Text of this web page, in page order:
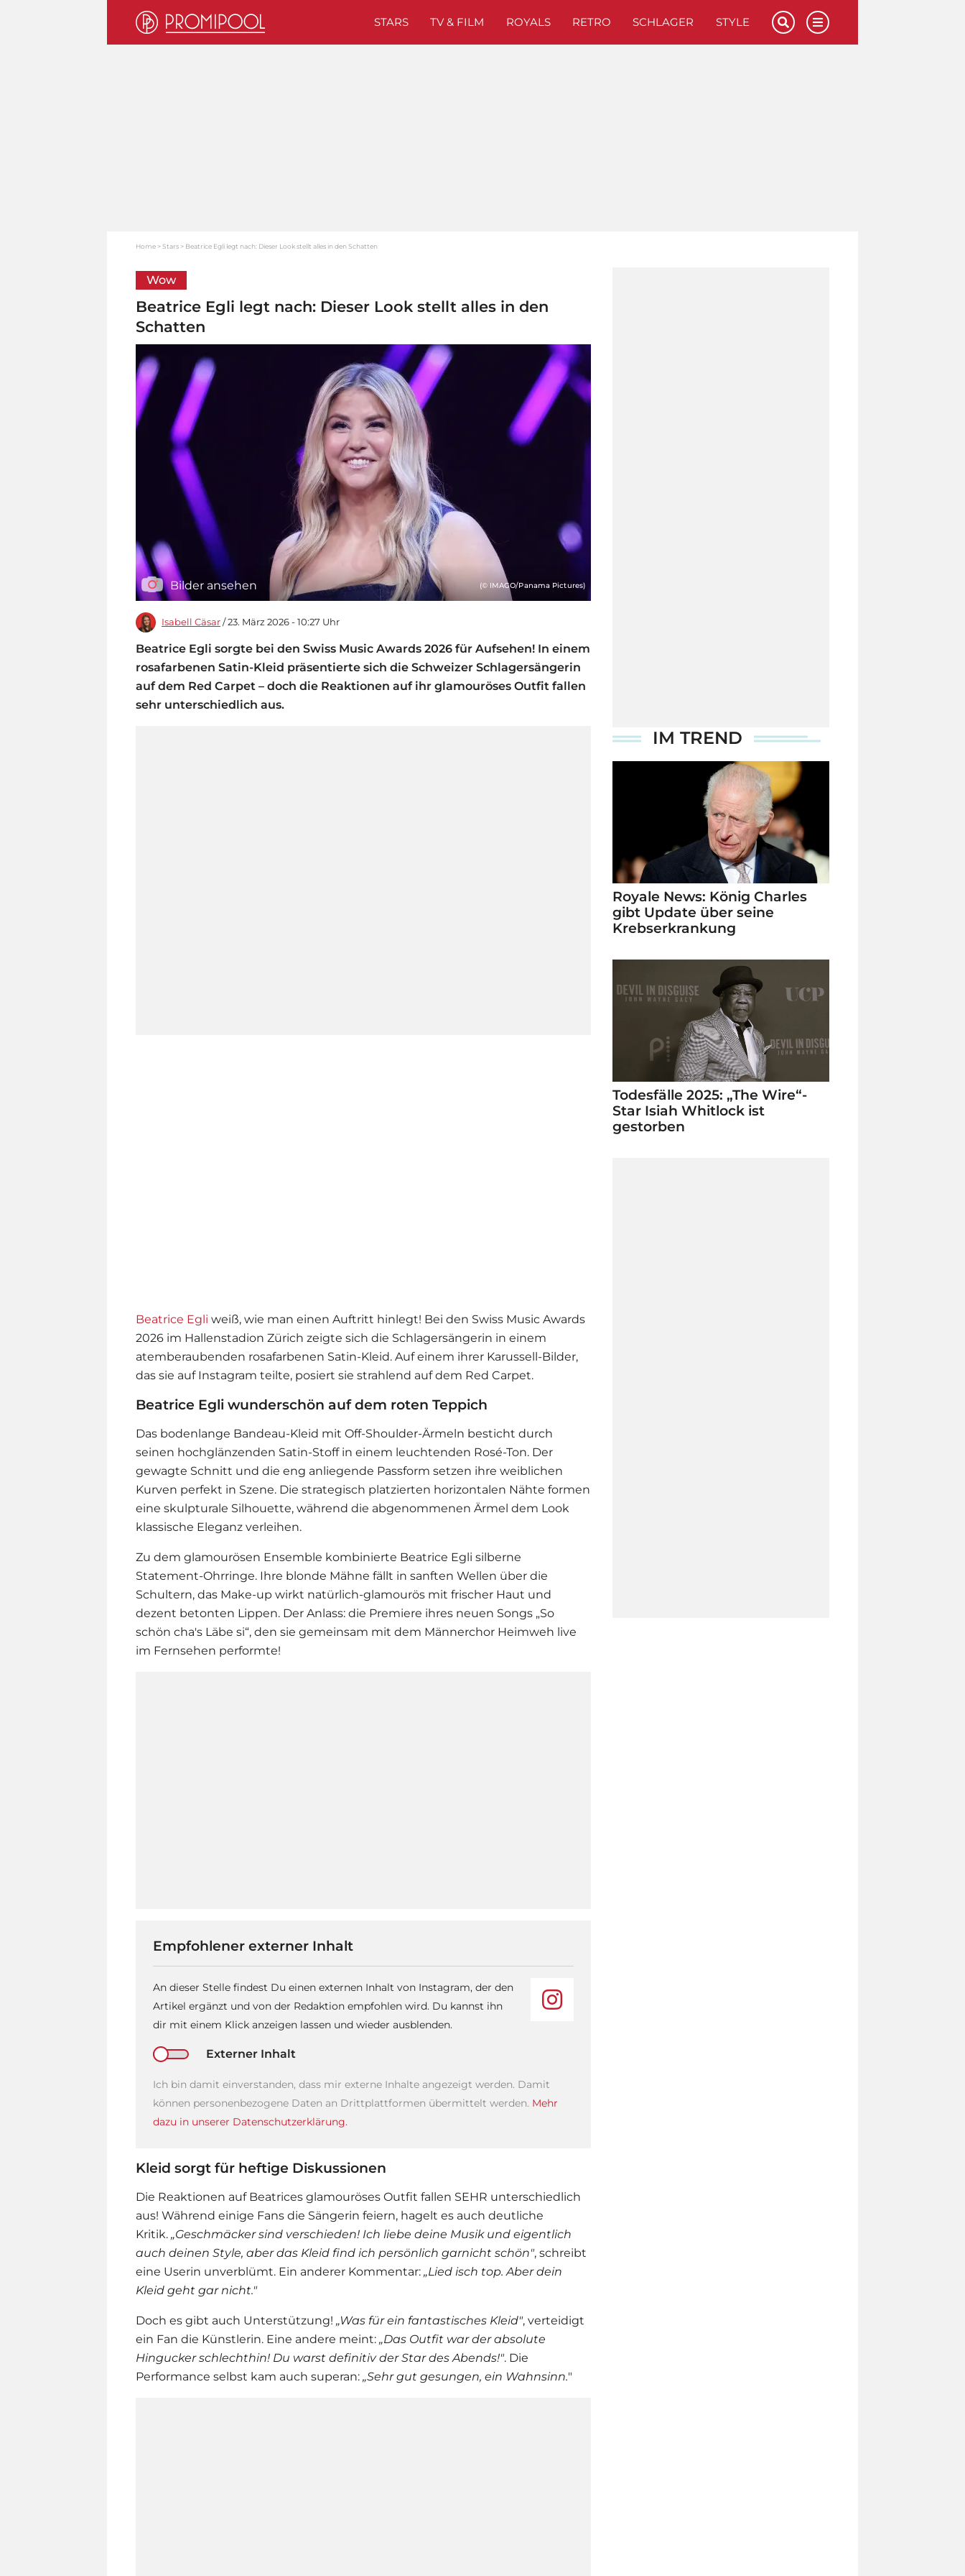
STARS TV & FILM ROYALS RETRO SCHLAGER STYLE
Home Stars Beatrice Egli legt nach: Dieser Look stellt alles in den Schatten
Wow
Beatrice Egli legt nach: Dieser Look stellt alles in den
Schatten
Bilder ansehen (© IMAGO/Panama Pictures)
Isabell Cäsar / 23. März 2026 - 10:27 Uhr
Beatrice Egli sorgte bei den Swiss Music Awards 2026 für Aufsehen! In einem
rosafarbenen Satin-Kleid präsentierte sich die Schweizer Schlagersängerin
auf dem Red Carpet – doch die Reaktionen auf ihr glamouröses Outfit fallen
sehr unterschiedlich aus.
Beatrice Egli weiß, wie man einen Auftritt hinlegt! Bei den Swiss Music Awards
2026 im Hallenstadion Zürich zeigte sich die Schlagersängerin in einem
atemberaubenden rosafarbenen Satin-Kleid. Auf einem ihrer Karussell-Bilder,
das sie auf Instagram teilte, posiert sie strahlend auf dem Red Carpet.
Beatrice Egli wunderschön auf dem roten Teppich
Das bodenlange Bandeau-Kleid mit Off-Shoulder-Ärmeln besticht durch
seinen hochglänzenden Satin-Stoff in einem leuchtenden Rosé-Ton. Der
gewagte Schnitt und die eng anliegende Passform setzen ihre weiblichen
Kurven perfekt in Szene. Die strategisch platzierten horizontalen Nähte formen
eine skulpturale Silhouette, während die abgenommenen Ärmel dem Look
klassische Eleganz verleihen.
Zu dem glamourösen Ensemble kombinierte Beatrice Egli silberne
Statement-Ohrringe. Ihre blonde Mähne fällt in sanften Wellen über die
Schultern, das Make-up wirkt natürlich-glamourös mit frischer Haut und
dezent betonten Lippen. Der Anlass: die Premiere ihres neuen Songs „So
schön cha's Läbe si“, den sie gemeinsam mit dem Männerchor Heimweh live
im Fernsehen performte!
Empfohlener externer Inhalt
An dieser Stelle findest Du einen externen Inhalt von Instagram, der den
Artikel ergänzt und von der Redaktion empfohlen wird. Du kannst ihn
dir mit einem Klick anzeigen lassen und wieder ausblenden.
Externer Inhalt
Ich bin damit einverstanden, dass mir externe Inhalte angezeigt werden. Damit
können personenbezogene Daten an Drittplattformen übermittelt werden. Mehr
dazu in unserer Datenschutzerklärung.
Kleid sorgt für heftige Diskussionen
Die Reaktionen auf Beatrices glamouröses Outfit fallen SEHR unterschiedlich
aus! Während einige Fans die Sängerin feiern, hagelt es auch deutliche
Kritik. „Geschmäcker sind verschieden! Ich liebe deine Musik und eigentlich
auch deinen Style, aber das Kleid find ich persönlich garnicht schön", schreibt
eine Userin unverblümt. Ein anderer Kommentar: „Lied isch top. Aber dein
Kleid geht gar nicht."
Doch es gibt auch Unterstützung! „Was für ein fantastisches Kleid", verteidigt
ein Fan die Künstlerin. Eine andere meint: „Das Outfit war der absolute
Hingucker schlechthin! Du warst definitiv der Star des Abends!". Die
Performance selbst kam auch superan: „Sehr gut gesungen, ein Wahnsinn."
IM TREND
Royale News: König Charles
gibt Update über seine
Krebserkrankung
Todesfälle 2025: „The Wire“-
Star Isiah Whitlock ist
gestorben